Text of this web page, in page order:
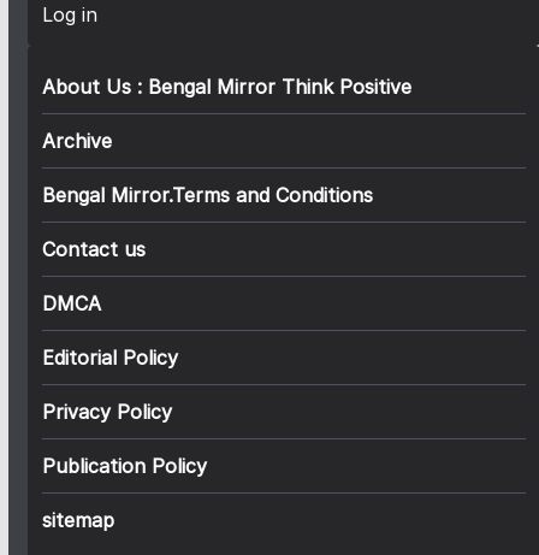
Log in
About Us : Bengal Mirror Think Positive
Archive
Bengal Mirror.Terms and Conditions
Contact us
DMCA
Editorial Policy
Privacy Policy
Publication Policy
sitemap